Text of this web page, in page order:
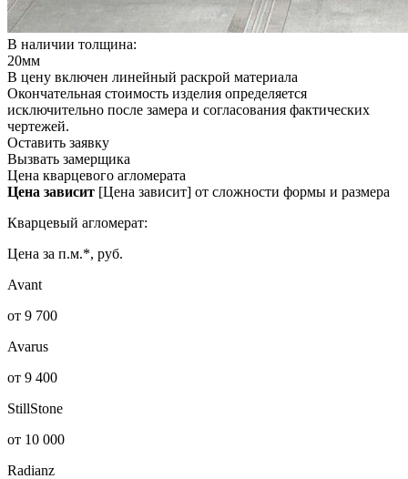
В наличии толщина:
20мм
В цену включен линейный раскрой материала
Окончательная стоимость изделия определяется
исключительно после замера и согласования фактических
чертежей.
Оставить заявку
Вызвать замерщика
Цена кварцевого агломерата
Цена зависит [Цена зависит] от сложности формы и размера
Кварцевый агломерат:
Цена за п.м.*, руб.
Avant
от 9 700
Avarus
от 9 400
StillStone
от 10 000
Radianz